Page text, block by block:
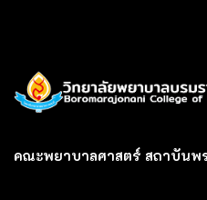
คณะพยาบาลศาสตร์ สถาบันพ